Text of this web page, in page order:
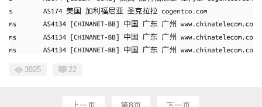
3925 22
上一页 第8页 下一页